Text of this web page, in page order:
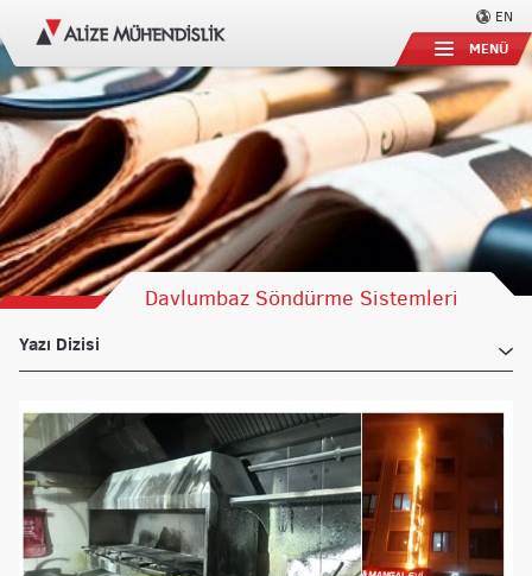
EN
MENÜ
Davlumbaz Söndürme Sistemleri
Yazı Dizisi